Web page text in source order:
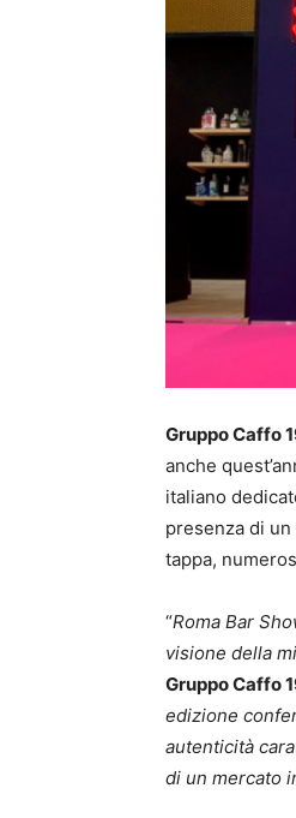
Gruppo Caffo
anche
italiano
presenza di
tappa,
“Roma Bar
visione della
Gruppo Caffo
edizione
autenticità
di un mercato